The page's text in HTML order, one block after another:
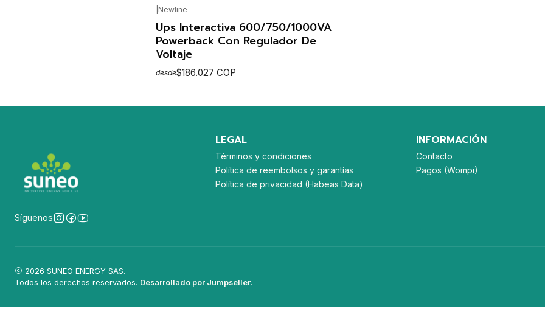
Newline
Ups Interactiva 600/750/1000VA
Powerback Con Regulador De
Voltaje
desde$186.027 COP
VER OPCIONES
Síguenos
LEGAL
Términos y condiciones
Política de reembolsos y garantías
Política de privacidad (Habeas Data)
INFORMACIÓN
Contacto
Pagos (Wompi)
2026 SUNEO ENERGY SAS.
Todos los derechos reservados. Desarrollado por Jumpseller.